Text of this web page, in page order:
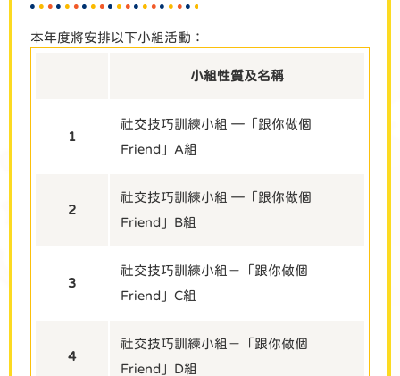
本年度將安排以下小組活動：
小組性質及名稱
1
社交技巧訓練小組 — 「跟你做個
Friend」A組
2
社交技巧訓練小組 — 「跟你做個
Friend」B組
3
社交技巧訓練小組 －
「跟你做個
Friend」C組
4
社交技巧訓練小組 －
「跟你做個
Friend」D組